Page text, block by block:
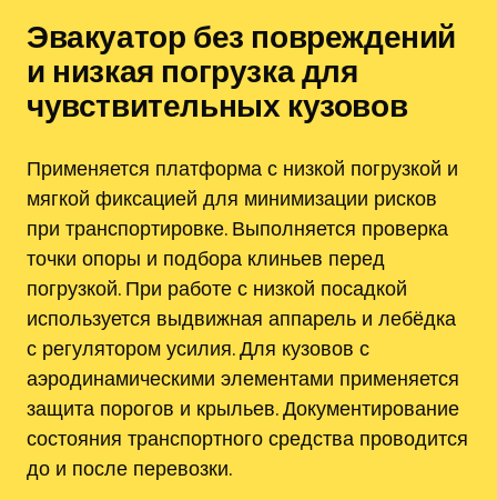
Эвакуатор без повреждений
и низкая погрузка для
чувствительных кузовов
Применяется платформа с низкой погрузкой и
мягкой фиксацией для минимизации рисков
при транспортировке. Выполняется проверка
точки опоры и подбора клиньев перед
погрузкой. При работе с низкой посадкой
используется выдвижная аппарель и лебёдка
с регулятором усилия. Для кузовов с
аэродинамическими элементами применяется
защита порогов и крыльев. Документирование
состояния транспортного средства проводится
до и после перевозки.